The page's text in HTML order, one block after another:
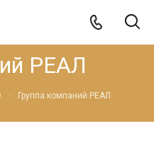
РЕАЛ
Группа компаний РЕАЛ